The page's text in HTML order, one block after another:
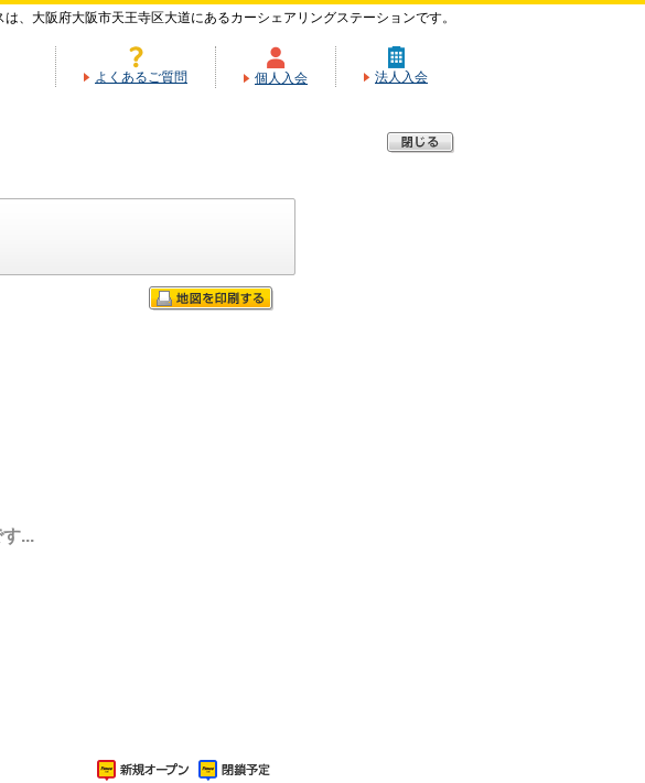
、大阪府大阪市天王寺区大道にあるカーシェアリングステーションです。
よくあるご質問 個人入会 法人入会
...